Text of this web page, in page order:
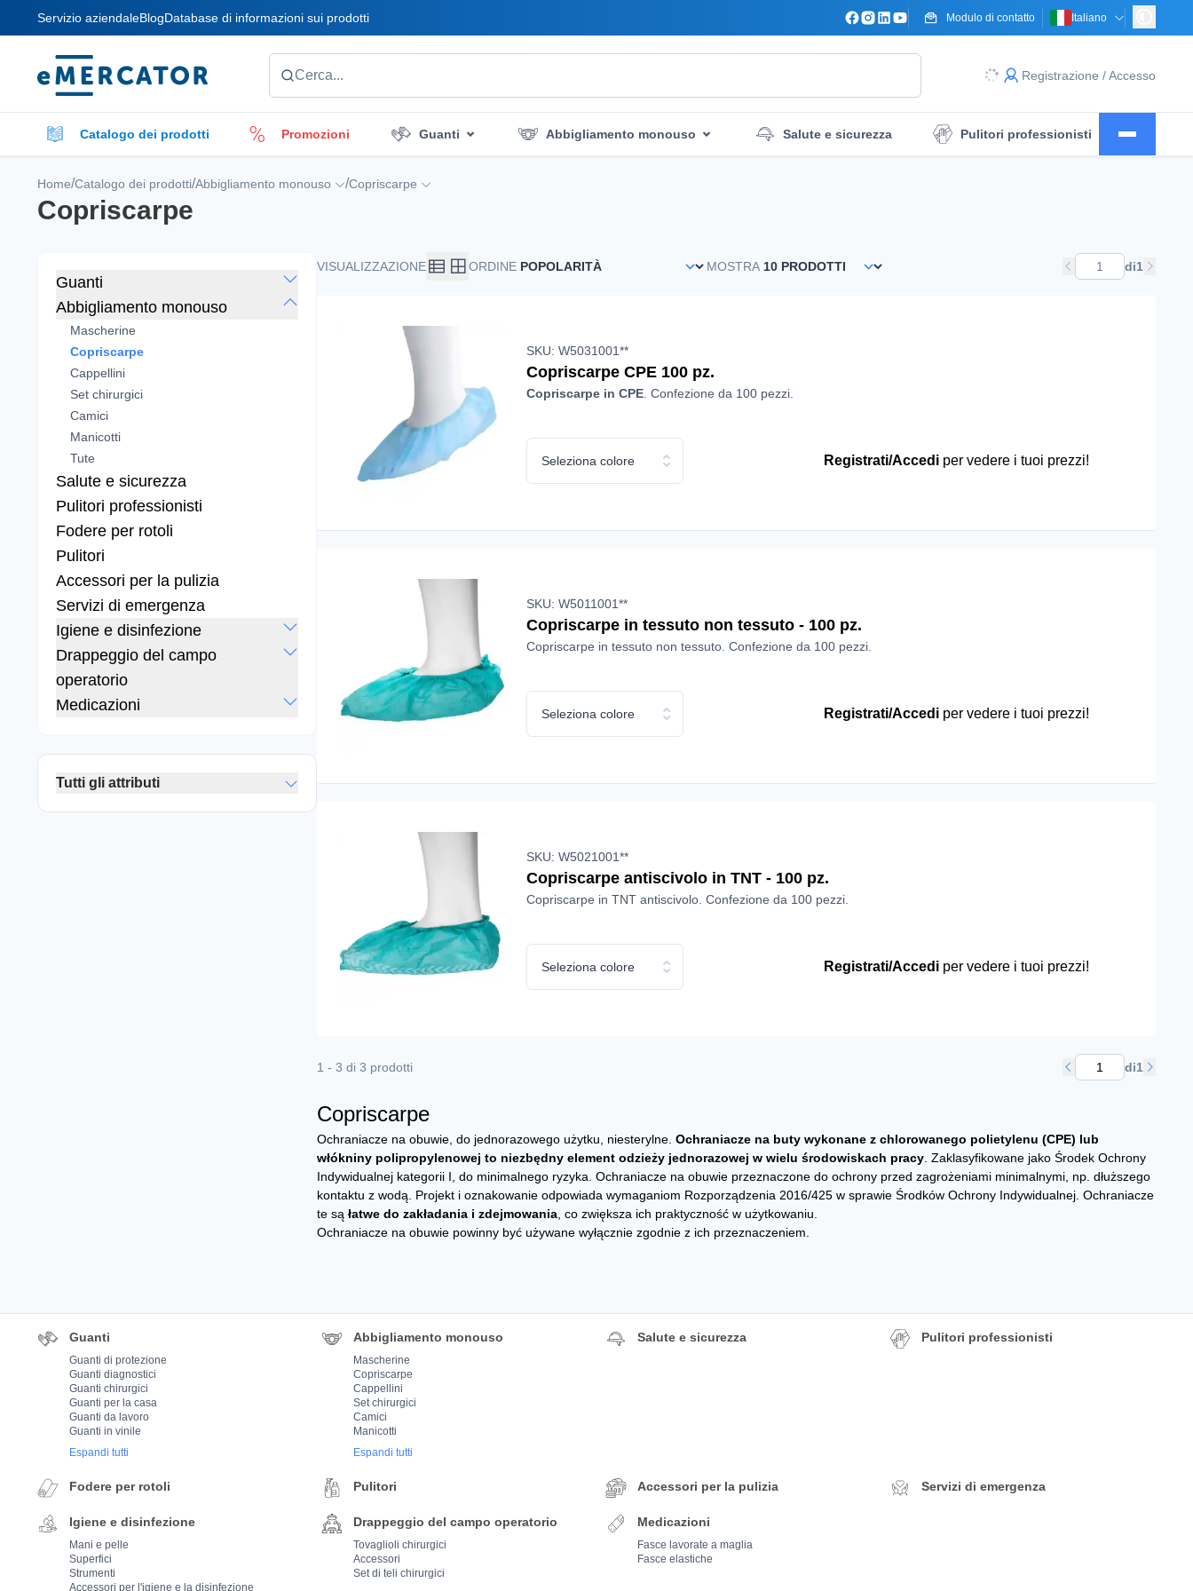
Servizio aziendaleBlogDatabase di informazioni sui prodotti Modulo di contatto Italiano
Mercator
Cerca...
Registrazione / Accesso
Catalogo dei prodotti Promozioni Guanti Abbigliamento monouso Salute e sicurezza Pulitori professionisti
Fodere per rotoli Pulitori Accessori per la pulizia
Medicazioni
Home/Catalogo dei prodotti/Abbigliamento monouso /Copriscarpe
Copriscarpe
Guanti
Abbigliamento monouso
Mascherine
Copriscarpe
Cappellini
Set chirurgici
Camici
Manicotti
Tute
Salute e sicurezza
Pulitori professionisti
Fodere per rotoli
Pulitori
Accessori per la pulizia
Servizi di emergenza
Igiene e disinfezione
Drappeggio del campo
operatorio
Medicazioni
Tutti gli attributi
VISUALIZZAZIONE ORDINE MOSTRA di1
SKU: W5031001**
Copriscarpe CPE 100 pz.
Copriscarpe in CPE . Confezione da 100 pezzi.
Seleziona colore Registrati/Accediper vedere i tuoi prezzi!
SKU: W5011001**
Copriscarpe in tessuto non tessuto - 100 pz.
Copriscarpe in tessuto non tessuto. Confezione da 100 pezzi.
Seleziona colore Registrati/Accediper vedere i tuoi prezzi!
SKU: W5021001**
Copriscarpe antiscivolo in TNT - 100 pz.
Copriscarpe in TNT antiscivolo. Confezione da 100 pezzi.
Seleziona colore Registrati/Accediper vedere i tuoi prezzi!
1 - 3 di 3 prodotti di1
Copriscarpe
Ochraniacze na obuwie, do jednorazowego użytku, niesterylne. Ochraniacze na buty wykonane z chlorowanego polietylenu (CPE) lub
włókniny polipropylenowej to niezbędny element odzieży jednorazowej w wielu środowiskach pracy . Zaklasyfikowane jako Środek Ochrony
Indywidualnej kategorii I, do minimalnego ryzyka. Ochraniacze na obuwie przeznaczone do ochrony przed zagrożeniami minimalnymi, np. dłuższego
kontaktu z wodą. Projekt i oznakowanie odpowiada wymaganiom Rozporządzenia 2016/425 w sprawie Środków Ochrony Indywidualnej. Ochraniacze
te są łatwe do zakładania i zdejmowania , co zwiększa ich praktyczność w użytkowaniu.
Ochraniacze na obuwie powinny być używane wyłącznie zgodnie z ich przeznaczeniem.
Guanti
Guanti di protezione
Guanti diagnostici
Guanti chirurgici
Guanti per la casa
Guanti da lavoro
Guanti in vinile
Espandi tutti
Abbigliamento monouso
Mascherine
Copriscarpe
Cappellini
Set chirurgici
Camici
Manicotti
Espandi tutti
Salute e sicurezza Pulitori professionisti
Fodere per rotoli Pulitori Accessori per la pulizia Servizi di emergenza
Igiene e disinfezione
Mani e pelle
Superfici
Strumenti
Accessori per l'igiene e la disinfezione
Drappeggio del campo operatorio
Tovaglioli chirurgici
Accessori
Set di teli chirurgici
Medicazioni
Fasce lavorate a maglia
Fasce elastiche